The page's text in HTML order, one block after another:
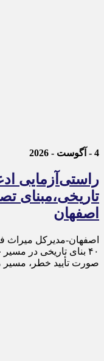
4 - آگوست - 2026
اصفهان
اصفهان-مدیرکل میراث
۴۰ بنای تاریخی در
صورت تأیید خطر، مسیر